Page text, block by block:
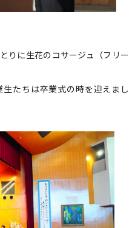
りに生花のコサージュ（フリー
たちは卒業式の時を迎えまし